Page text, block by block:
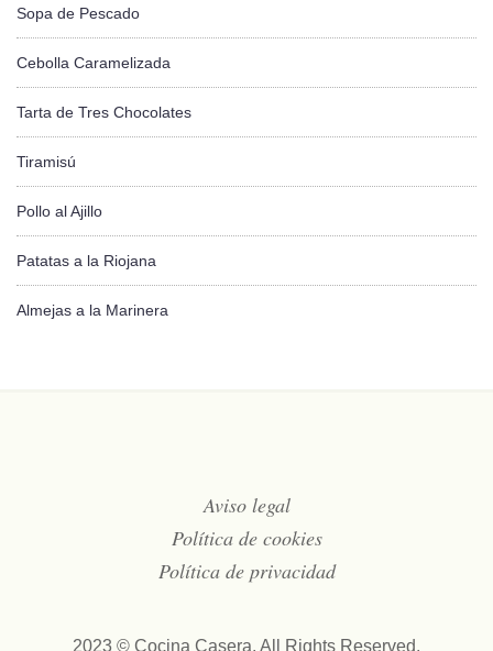
Sopa de Pescado
Cebolla Caramelizada
Tarta de Tres Chocolates
Tiramisú
Pollo al Ajillo
Patatas a la Riojana
Almejas a la Marinera
Aviso legal
Política de cookies
Política de privacidad
2023 © Cocina Casera. All Rights Reserved.